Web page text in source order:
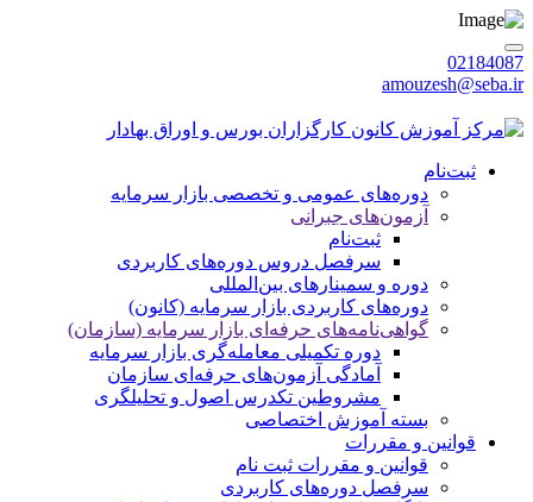
02184087
amouzesh@seba.ir
ثبت‌نام
دوره‌های عمومی و تخصصی بازار سرمایه
آزمون‌های جبرانی
ثبت‌نام
سرفصل دروس دوره‌های کاربردی
دوره‌ و سمینارهای بین‌المللی
دوره‌های کاربردی بازار سرمایه (کانون)
گواهی‌نامه‌های حرفه‌ای بازار سرمایه (سازمان)
دوره تکمیلی معامله‌گری بازار سرمایه
آمادگی آزمون‌های حرفه‌ای سازمان
مشروطین تکدرس اصول و تحلیلگری
بسته‌ آموزش اختصاصی
قوانین و مقررات
قوانین و مقررات ثبت نام
سرفصل دوره‌های کاربردی